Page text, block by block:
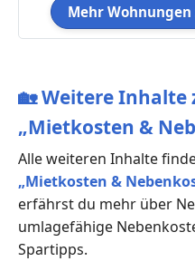
Mehr
🏡Weitere Inhalte
„Mietkosten &
Alle weiteren Inhalte
„Mietkosten &
erfährst du mehr über
umlagefähige
Spartipps.